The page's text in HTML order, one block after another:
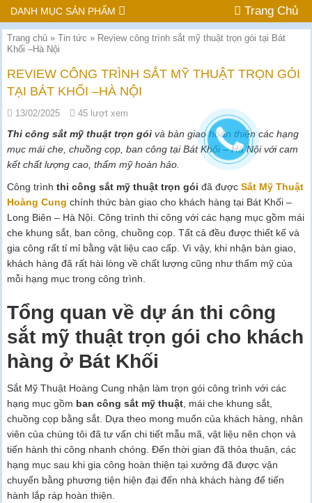
DANH MỤC SẢN PHẨM Trang Chủ
Trang chủ » Tin tức » Review công trình sắt mỹ thuật trọn gói tại Bát
Khối –Hà Nội
REVIEW CÔNG TRÌNH SẮT MỸ THUẬT TRỌN GÓI
TẠI BÁT KHỐI –HÀ NỘI
13/02/2025 45 lượt xem
Thi công sắt mỹ thuật trọn gói và bàn giao hoàn thiện các hạng
mục mái che, chuồng cọp, ban công tại Bát Khối – Hà Nội với cam
kết chất lượng cao, thẩm mỹ hoàn hảo.
Công trình thi công sắt mỹ thuật trọn gói đã được Sắt Mỹ Thuật
Hoàng Cung chính thức bàn giao cho khách hàng tại Bát Khối –
Long Biên – Hà Nội. Công trình thi công với các hạng mục gồm mái
che khung sắt, ban công, chuồng cọp. Tất cả đều được thiết kế và
gia công rất tỉ mỉ bằng vật liệu cao cấp. Vì vậy, khi nhận bàn giao,
khách hàng đã rất hài lòng về chất lượng cũng như thẩm mỹ của
mỗi hạng mục trong công trình.
Tổng quan về dự án thi công
sắt mỹ thuật trọn gói cho khách
hàng ở Bát Khối
Sắt Mỹ Thuật Hoàng Cung nhận làm trọn gói công trình với các
hạng mục gồm ban công sắt mỹ thuật , mái che khung sắt,
chuồng cọp bằng sắt. Dựa theo mong muốn của khách hàng, nhân
viên của chúng tôi đã tư vấn chi tiết mẫu mã, vật liệu nên chọn và
tiến hành thi công nhanh chóng. Đến thời gian đã thỏa thuận, các
hạng mục sau khi gia công hoàn thiện tại xưởng đã được vận
chuyển bằng phương tiện hiện đại đến nhà khách hàng để tiến
hành lắp ráp hoàn thiện.